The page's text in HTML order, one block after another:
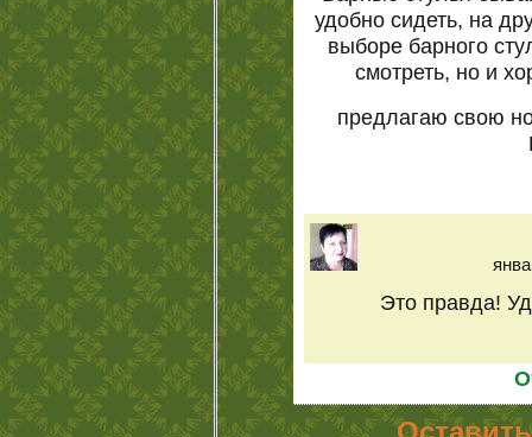
удобно сидеть, на
выборе барного
смотреть, но и
предлагаю свою
Это правда!